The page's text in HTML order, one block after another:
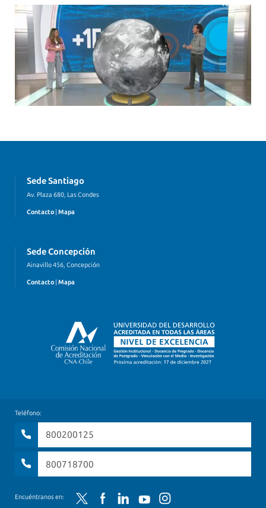
Sede Santiago
Av. Plaza 680, Las Condes
Contacto | Mapa
Sede Concepción
Ainavillo 456, Concepción
Contacto Mapa
Teléfono:
800200125
800718700
Encuéntranos en: Twitter FacebookLinkedInYouTubeInstagram